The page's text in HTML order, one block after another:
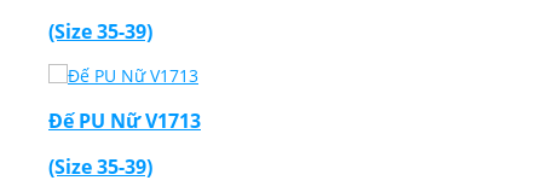
(Size 35-39)
Đế PU Nữ V1713
(Size 35-39)